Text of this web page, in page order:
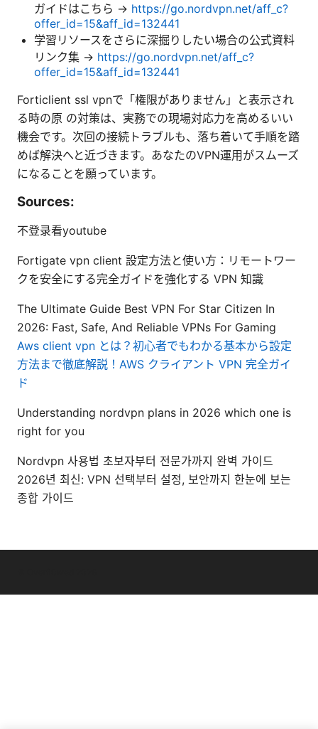
ガイドはこちら → https://go.nordvpn.net/aff_c?
offer_id=15&aff_id=132441
学習リソースをさらに深掘りしたい場合の公式資料
リンク集 → https://go.nordvpn.net/aff_c?
offer_id=15&aff_id=132441
Forticlient ssl vpnで「権限がありません」と表示され
る時の原 の対策は、実務での現場対応力を高めるいい
機会です。次回の接続トラブルも、落ち着いて手順を踏
めば解決へと近づきます。あなたのVPN運用がスムーズ
になることを願っています。
Sources:
不登录看youtube
Fortigate vpn client 設定方法と使い方：リモートワー
クを安全にする完全ガイドを強化する VPN 知識
The Ultimate Guide Best VPN For Star Citizen In
2026: Fast, Safe, And Reliable VPNs For Gaming
Aws client vpn とは？初心者でもわかる基本から設定
方法まで徹底解説！AWS クライアント VPN 完全ガイ
ド
Understanding nordvpn plans in 2026 which one is
right for you
Nordvpn 사용법 초보자부터 전문가까지 완벽 가이드
2026년 최신: VPN 선택부터 설정, 보안까지 한눈에 보는
종합 가이드